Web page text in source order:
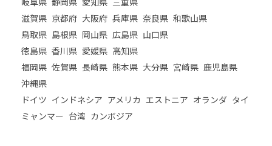
滋賀県 京都府 大阪府 兵庫県 奈良県 和歌山県
鳥取県 島根県 岡山県 広島県 山口県
徳島県 香川県 愛媛県 高知県
福岡県 佐賀県 長崎県 熊本県 大分県 宮崎県 鹿児島県
沖縄県
ドイツ インドネシア アメリカ エストニア オランダ タイ
ミャンマー 台湾 カンボジア